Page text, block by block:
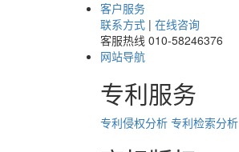
客户服务
联系方式 | 在线咨询
客服热线 010-58246376
网站导航
专利服务
专利侵权分析 专利检索分析